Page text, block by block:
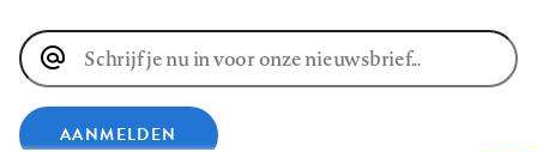
E-
mailadres
AANMELDEN